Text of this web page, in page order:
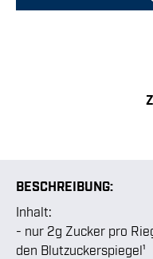
BESCHREIBUNG:
Inhalt:
- nur 2g Zucker pro
den Blutzuckerspiegel¹